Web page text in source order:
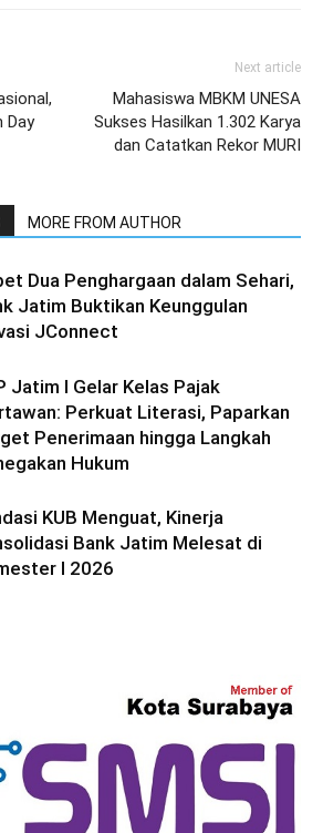
Day
Next article
Mahasiswa MBKM UNESA
Sukses Hasilkan 1.302 Karya
dan Catatkan Rekor MURI
MORE FROM AUTHOR
Dua Penghargaan dalam Sehari,
Jatim Buktikan Keunggulan
JConnect
Jatim I Gelar Kelas Pajak
Perkuat Literasi, Paparkan
Penerimaan hingga Langkah
Hukum
KUB Menguat, Kinerja
Bank Jatim Melesat di
I 2026